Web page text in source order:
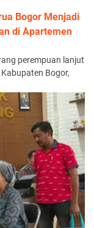
Bogor Menjadi
di Apartemen
perempuan lanjut
Bogor,